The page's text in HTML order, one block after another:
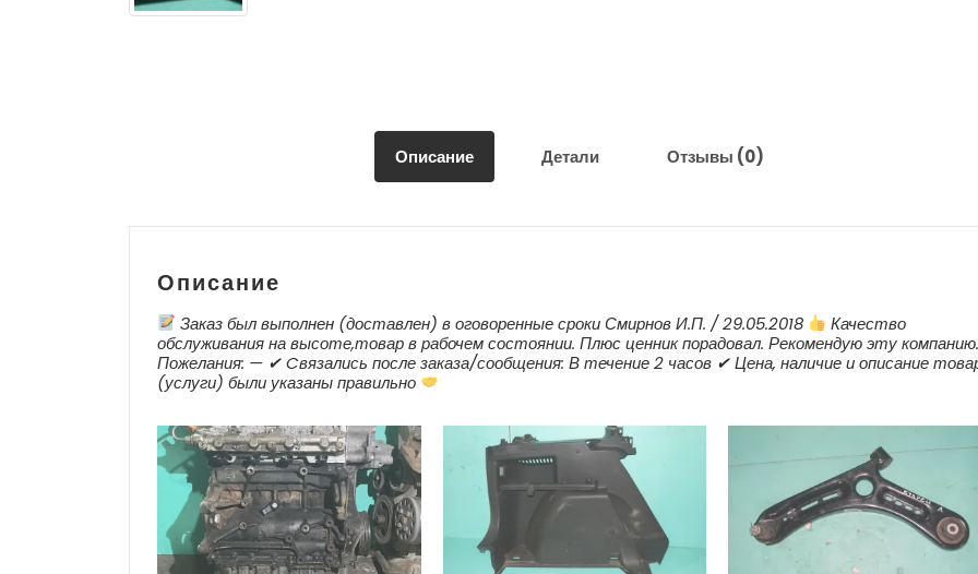
—
Описание Детали Отзывы (0)
Описание
Заказ был выполнен (доставлен) в оговоренные сроки Смирнов И.П. / 29.05.2018
Качество
обслуживания на высоте,товар в рабочем состоянии. Плюс ценник порадовал. Рекомендую эту
Пожелания: — ✔ Cвязались после заказа/сообщения: В течение 2 часов ✔ Цена, наличие и описание
(услуги) были указаны правильно